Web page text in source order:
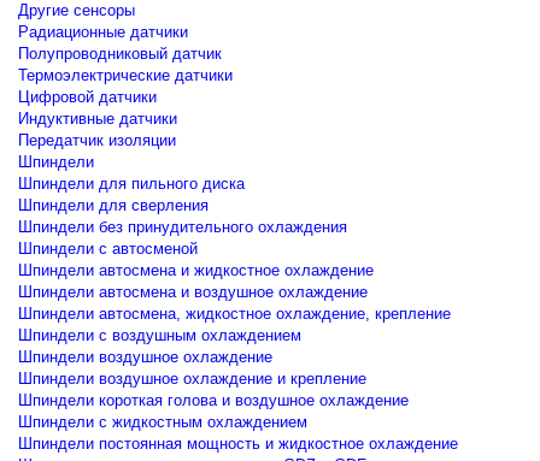
Другие сенсоры
Радиационные датчики
Полупроводниковый датчик
Термоэлектрические датчики
Цифровой датчики
Индуктивные датчики
Передатчик изоляции
Шпиндели
Шпиндели для пильного диска
Шпиндели для сверления
Шпиндели без принудительного охлаждения
Шпиндели с автосменой
Шпиндели автосмена и жидкостное охлаждение
Шпиндели автосмена и воздушное охлаждение
Шпиндели автосмена, жидкостное охлаждение, крепление
Шпиндели с воздушным охлаждением
Шпиндели воздушное охлаждение
Шпиндели воздушное охлаждение и крепление
Шпиндели короткая голова и воздушное охлаждение
Шпиндели с жидкостным охлаждением
Шпиндели постоянная мощность и жидкостное охлаждение